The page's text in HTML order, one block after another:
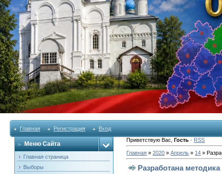
Главная Регистрация Вход
Меню Сайта
Главная страница
Выборы
Приветствую Вас ,Гость · RSS
Главная »2020 » Апрель » 14 »
Разработана